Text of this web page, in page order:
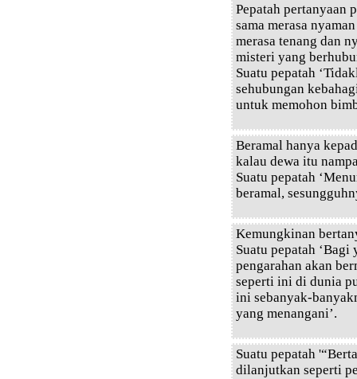
Pepatah pertanyaan
sama merasa
merasa tenang dan
misteri yang
Suatu pepatah
sehubungan
untuk memohon
Beramal hanya
kalau dewa itu
Suatu pepatah
beramal,
Kemungkinan
Suatu pepatah
pengarahan akan
seperti ini di dunia
ini sebanyak-
yang menangani’.
Suatu pepatah
dilanjutkan seperti